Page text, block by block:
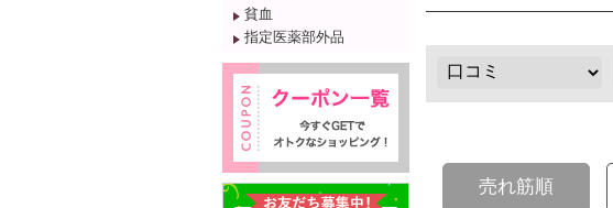
貧血
指定医薬部外品
売れ筋順